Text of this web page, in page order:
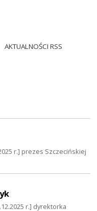
AKTUALNOŚCI RSS
r.] prezes Szczecińskiej
r.] dyrektorka